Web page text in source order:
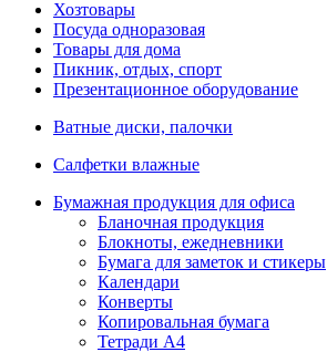
Хозтовары
Посуда одноразовая
Товары для дома
Пикник, отдых, спорт
Презентационное оборудование
Ватные диски, палочки
Салфетки влажные
Бумажная продукция для офиса
Бланочная продукция
Блокноты, ежедневники
Бумага для заметок и стикеры
Календари
Конверты
Копировальная бумага
Тетради А4